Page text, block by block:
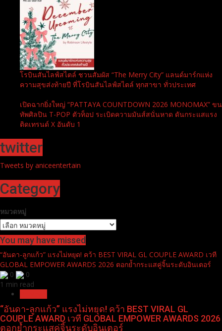
โรบินสันไลฟ์สไตล์ ชวนสัมผัส “The Merry City” แลนด์มาร์กแห่ง
ความสุขส่งท้ายปี ที่โรบินสันไลฟ์สไตล์ ทุกสาขา ทั่วประเทศ
เปิดฉากยิ่งใหญ่ “PATTAYA COUNTDOWN 2026 MONOMAX” ขน
ทัพศิลปิน T-POP ตัวท็อป ระเบิดความมันส์สนั่นหาด ดันกระแสแรง
ติดเทรนด์ X อันดับ 1
twitter
Tweets by aniceentertain
Category
หมวดหมู่
You may have missed
“อันดา-ลูกแก้ว” แรงไม่หยุด! คว้า BEST VIRAL GL COUPLE AWARD เวที
GLOBAL EMPOWER AWARDS 2026 ตอกย้ำกระแสคู่จิ้นระดับอินเตอร์
0
0
1 min read
“อันดา-ลูกแก้ว” แรงไม่หยุด! คว้า BEST VIRAL GL
COUPLE AWARD เวที GLOBAL EMPOWER AWARDS 2026
ตอกย้ำกระแสคู่จิ้นระดับอินเตอร์